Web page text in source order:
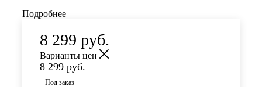
Подробнее
8 299 руб.
Варианты цен
8 299 руб.
Под заказ